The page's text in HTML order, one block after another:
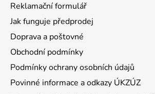
Reklamační formulář
Jak funguje předprodej
Doprava a poštovné
Obchodní podmínky
Podmínky ochrany osobních údajů
Povinné informace a odkazy ÚKZÚZ